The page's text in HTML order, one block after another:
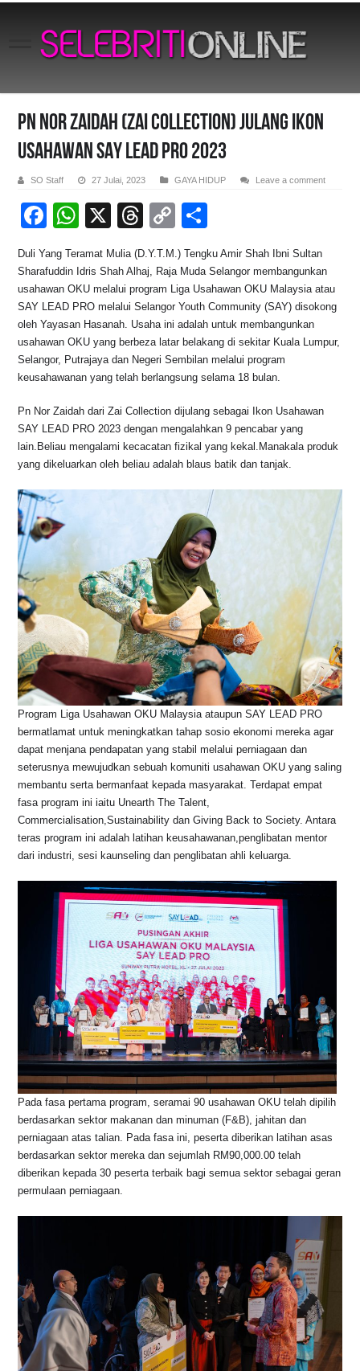
Pn Nor Zaidah (Zai Collection) Julang Ikon
Usahawan SAY LEAD PRO 2023
SO Staff 27 Julai, 2023 GAYA HIDUP Leave a comment
F
c
e
b
o
o
W
at
s
A
p
p
X
T
e
a
d
s
C
p
y
Li
n
k
ar
e
Duli Yang Teramat Mulia (D.Y.T.M.) Tengku Amir Shah Ibni Sultan
Sharafuddin Idris Shah Alhaj, Raja Muda Selangor membangunkan
usahawan OKU melalui program Liga Usahawan OKU Malaysia atau
SAY LEAD PRO melalui Selangor Youth Community (SAY) disokong
oleh Yayasan Hasanah. Usaha ini adalah untuk membangunkan
usahawan OKU yang berbeza latar belakang di sekitar Kuala Lumpur,
Selangor, Putrajaya dan Negeri Sembilan melalui program
keusahawanan yang telah berlangsung selama 18 bulan.
Pn Nor Zaidah dari Zai Collection dijulang sebagai Ikon Usahawan
SAY LEAD PRO 2023 dengan mengalahkan 9 pencabar yang
lain.Beliau mengalami kecacatan fizikal yang kekal.Manakala produk
yang dikeluarkan oleh beliau adalah blaus batik dan tanjak.
Program Liga Usahawan OKU Malaysia ataupun SAY LEAD PRO
bermatlamat untuk meningkatkan tahap sosio ekonomi mereka agar
dapat menjana pendapatan yang stabil melalui perniagaan dan
seterusnya mewujudkan sebuah komuniti usahawan OKU yang saling
membantu serta bermanfaat kepada masyarakat. Terdapat empat
fasa program ini iaitu Unearth The Talent,
Commercialisation,Sustainability dan Giving Back to Society. Antara
teras program ini adalah latihan keusahawanan,penglibatan mentor
dari industri, sesi kaunseling dan penglibatan ahli keluarga.
Pada fasa pertama program, seramai 90 usahawan OKU telah dipilih
berdasarkan sektor makanan dan minuman (F&B), jahitan dan
perniagaan atas talian. Pada fasa ini, peserta diberikan latihan asas
berdasarkan sektor mereka dan sejumlah RM90,000.00 telah
diberikan kepada 30 peserta terbaik bagi semua sektor sebagai geran
permulaan perniagaan.